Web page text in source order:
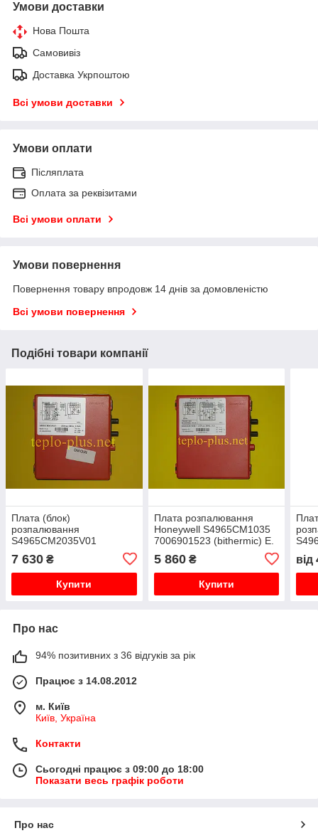
Умови доставки
Нова Пошта
Самовивіз
Доставка Укрпоштою
Всі умови доставки
Умови оплати
Післяплата
Оплата за реквізитами
Всі умови оплати
Умови повернення
Повернення товару впродовж 14 днів за домовленістю
Всі умови повернення
Подібні товари компанії
Плата (блок)
розпалювання
S4965CM2035V01
7006901521 (monotermic)
E. C. A. Proteus, Colora,
Confeo, Fortius
7 630 ₴
Купити
Плата розпалювання
Honeywell S4965CM1035
7006901523 (bithermic) E.
Confeo, Fortius
5 860₴
Купити
від
Про нас
94% позитивних з 36 відгуків за рік
Працює з 14.08.2012
м. Київ
Київ, Україна
Контакти
Сьогодні працює з 09:00 до 18:00
Показати весь графік роботи
Про нас